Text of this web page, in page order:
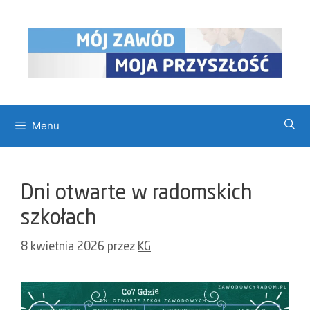
Menu
Dni otwarte w radomskich
szkołach
8 kwietnia 2026 przez KG